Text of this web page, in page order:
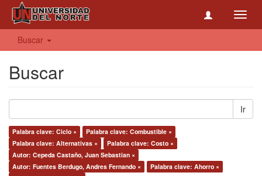
Buscar
Buscar
Ir
Palabra clave: Ciclo ×
Palabra clave: Combustible ×
Palabra clave: Alternativas ×
Palabra clave: Costo ×
Autor: Cepeda Castaño, Juan Sebastian ×
Autor: Fuentes Berdugo, Andres Fernando ×
Palabra clave: Ahorro ×